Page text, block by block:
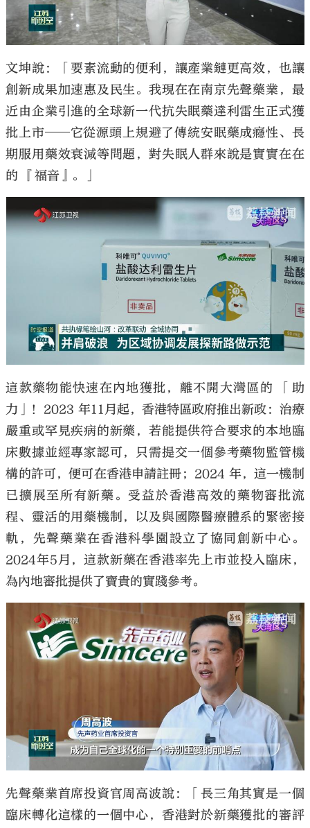
文坤說：「要素流動的便利，讓產業鏈更高效，也讓
創新成果加速惠及民生。我現在在南京先聲藥業，最
近由企業引進的全球新一代抗失眠藥達利雷生正式獲
批上市——它從源頭上規避了傳統安眠藥成癮性、長
期服用藥效衰減等問題，對失眠人群來說是實實在在
的 『福音』。」
這款藥物能快速在內地獲批，離不開大灣區的 「助
力」！2023 年11月起，香港特區政府推出新政：治療
嚴重或罕見疾病的新藥，若能提供符合要求的本地臨
床數據並經專家認可，只需提交一個參考藥物監管機
構的許可，便可在香港申請註冊；2024 年，這一機制
已擴展至所有新藥。受益於香港高效的藥物審批流
程、靈活的用藥機制，以及與國際醫療體系的緊密接
軌，先聲藥業在香港科學園設立了協同創新中心。
2024年5月，這款新藥在香港率先上市並投入臨床，
為內地審批提供了寶貴的實踐參考。
先聲藥業首席投資官周高波說：「長三角其實是一個
臨床轉化這樣的一個中心，香港對於新藥獲批的審評